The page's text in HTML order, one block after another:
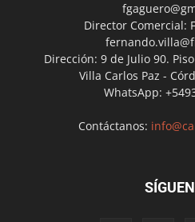
Director Comercial:
Dirección: 9 de Julio 90.
Villa Carlos Paz -
WhatsApp:
Contáctanos: